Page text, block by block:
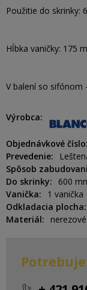
Použitie do skrinky:
Hĺbka vaničky: 175
V balení so sifónom
Výrobca
Objednávkové číslo
Prevedenie
Spôsob
Do skrinky
600
Vanička
1 vanička
Odkladacia plocha
Materiál
nerezové